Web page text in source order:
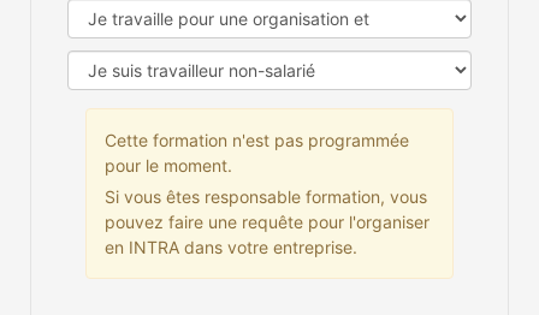
Cette formation n'est pas programmée
pour le moment.
Si vous êtes responsable formation, vous
pouvez faire une requête pour l'organiser
en INTRA dans votre entreprise.